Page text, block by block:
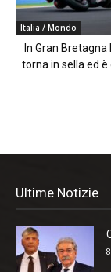
Italia / Mondo
In Gran
torna in sella ed è
Ultime Notizie